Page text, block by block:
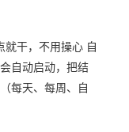
就干，不用操心 自
自动启动，把结
每天、每周、自